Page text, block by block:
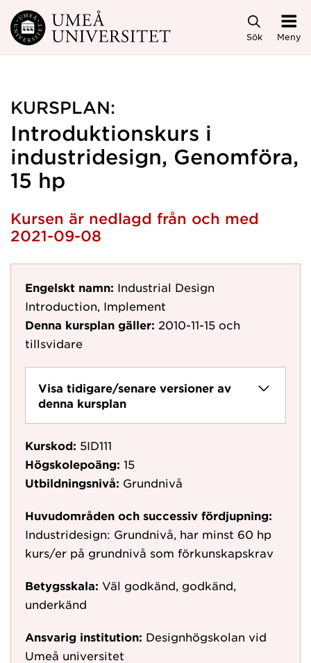
Hoppa direkt till innehållet
Sök Meny
KURSPLAN:
Introduktionskurs i
industridesign, Genomföra,
15 hp
Kursen är nedlagd från och med
2021-09-08
Engelskt namn: Industrial Design
Introduction, Implement
Denna kursplan gäller: 2010-11-15 och
tillsvidare
Visa tidigare/senare versioner av
denna kursplan
Kurskod: 5ID111
Högskolepoäng: 15
Utbildningsnivå: Grundnivå
Huvudområden och successiv fördjupning:
Industridesign: Grundnivå, har minst 60 hp
kurs/er på grundnivå som förkunskapskrav
Betygsskala: Väl godkänd, godkänd,
underkänd
Ansvarig institution: Designhögskolan vid
Umeå universitet